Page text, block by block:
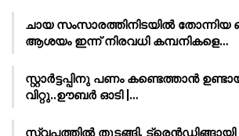
ചായ സംസാരത്തിനിടയിൽ തോന്നിയ
ആശയം ഇന്ന് നിരവധി കമ്പനികളെ…
സ്റ്റാർട്ടപ്പിനു പണം കണ്ടെത്താൻ
വിറ്റു..ഊബർ ഓടി |…
സ്വപ്നത്തിൽ തുടങ്ങി, ട്രെൻഡിങ്ങായി